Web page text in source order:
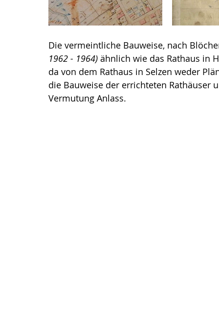
Die vermeintliche Bauweise, nach
1962 - 1964) ähnlich wie das Rathaus in
da von dem Rathaus in Selzen weder
die Bauweise der errichteten Rathäuser
Vermutung Anlass.